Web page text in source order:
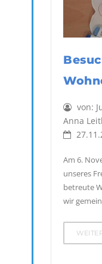
von:
Anna
Am 6.
unseres
betreute
wir